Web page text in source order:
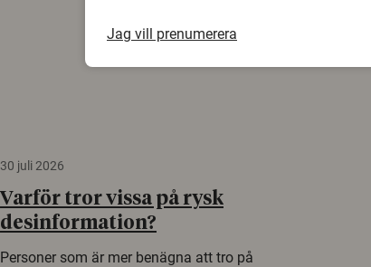
30 juli 2026
Varför tror vissa på rysk
desinformation?
Personer som är mer benägna att tro på
Jag vill prenumerera